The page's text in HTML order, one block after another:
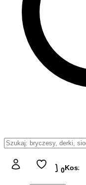
Koszyk 0Koszyk